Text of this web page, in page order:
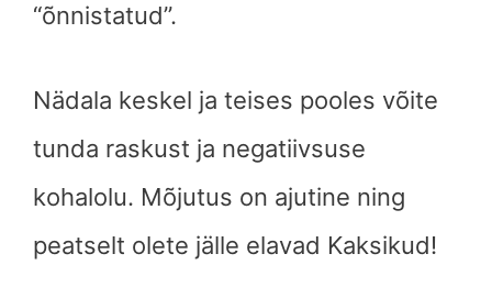
“õnnistatud”.
Nädala keskel ja teises pooles võite
tunda raskust ja negatiivsuse
kohalolu. Mõjutus on ajutine ning
peatselt olete jälle elavad Kaksikud!